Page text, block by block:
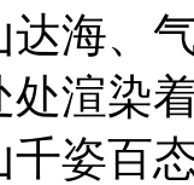
达海、
处渲染
姿百